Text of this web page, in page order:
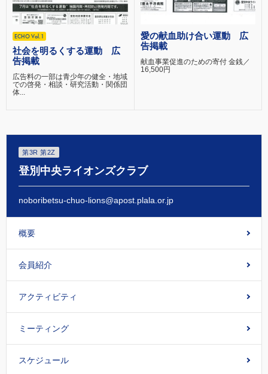
ECHO Vol.1
社会を明るくする運動 広
告掲載
広告料の一部は青少年の健全・地域
での啓発・相談・研究活動・関係団
体...
愛の献血助け合い運動 広
告掲載
献血事業促進のための寄付 金銭／
16,500円
第3R 第2Z
登別中央ライオンズクラブ
noboribetsu-chuo-lions@apost.plala.or.jp
概要
会員紹介
アクティビティ
ミーティング
スケジュール